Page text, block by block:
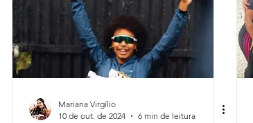
Mariana Virgílio
10 de out. de 2024
6 min de leitura